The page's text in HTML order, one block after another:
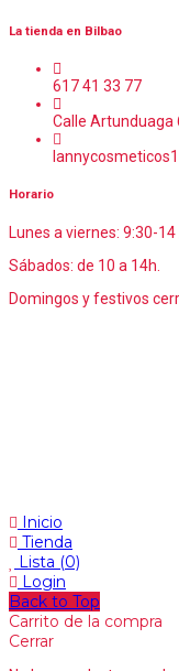
La tienda en Bilbao
617 41 33 77
Calle Artunduaga
Horario
Lunes a viernes: 9:30-
Sábados: de 10 a 14h.
Domingos y festivos
Inicio
Tienda
Lista (0)
Login
Back to Top
Carrito de la compra
Cerrar